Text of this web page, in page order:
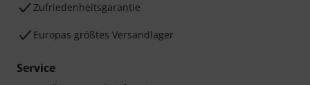
Zufriedenheitsgarantie
Europas größtes Versandlager
Service